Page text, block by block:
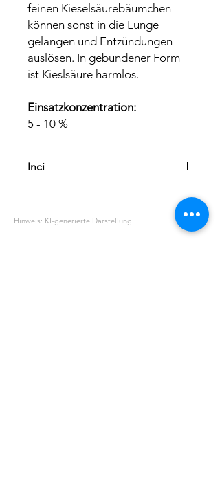
feinen Kieselsäurebäumchen
können sonst in die Lunge
gelangen und Entzündungen
auslösen. In gebundener Form
ist Kieslsäure harmlos.
Einsatzkonzentration:
5 - 10 %
Inci
Hinweis: KI-generierte Darstellung